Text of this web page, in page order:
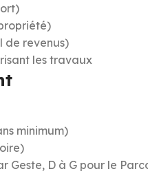
de revenus)
les travaux
minimum)
Geste, D à G pour le